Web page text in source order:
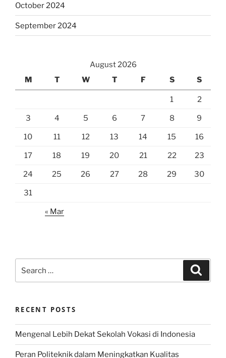
October 2024
September 2024
August 2026
M
T W T F S S
1 2
3 4 5 6 7 8 9
10 11 12 13 14 15 16
17 18 19 20 21 22 23
24 25 26 27 28 29 30
31
« Mar
for:
RECENT POSTS
Mengenal Lebih Dekat Sekolah Vokasi di Indonesia
Peran Politeknik dalam Meningkatkan Kualitas